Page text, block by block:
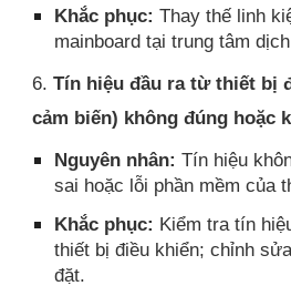
Khắc phục: Thay thế linh
mainboard tại trung tâm
6.Tín hiệu đầu ra từ thiết bị
cảm biến) không đúng hoặc
Nguyên nhân: Tín hiệu
sai hoặc lỗi phần mềm của
Khắc phục: Kiểm tra tín
thiết bị điều khiển; chỉnh
đặt.